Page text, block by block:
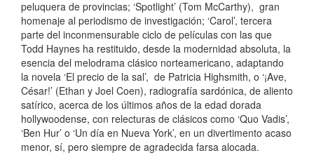
peluquera de provincias; ‘Spotlight’ (Tom McCarthy), gran
homenaje al periodismo de investigación; ‘Carol’, tercera
parte del inconmensurable ciclo de películas con las que
Todd Haynes ha restituido, desde la modernidad absoluta, la
esencia del melodrama clásico norteamericano, adaptando
la novela ‘El precio de la sal’, de Patricia Highsmith, o ‘¡Ave,
César!’ (Ethan y Joel Coen), radiografía sardónica, de aliento
satírico, acerca de los últimos años de la edad dorada
hollywoodense, con relecturas de clásicos como ‘Quo Vadis’,
‘Ben Hur’ o ‘Un día en Nueva York’, en un divertimento acaso
menor, sí, pero siempre de agradecida farsa alocada.